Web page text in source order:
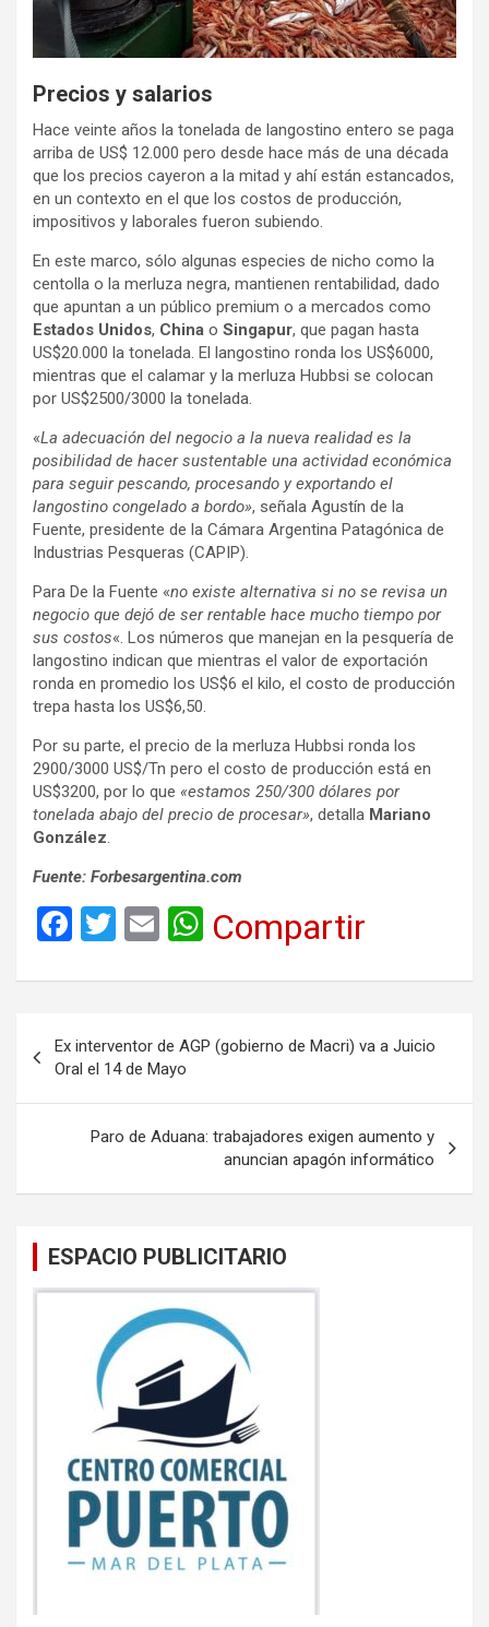
Precios y salarios
Hace veinte años la tonelada de langostino entero se paga
arriba de US$ 12.000 pero desde hace más de una década
que los precios cayeron a la mitad y ahí están estancados,
en un contexto en el que los costos de producción,
impositivos y laborales fueron subiendo.
En este marco, sólo algunas especies de nicho como la
centolla o la merluza negra, mantienen rentabilidad, dado
que apuntan a un público premium o a mercados como
Estados Unidos, China o Singapur, que pagan hasta
US$20.000 la tonelada. El langostino ronda los US$6000,
mientras que el calamar y la merluza Hubbsi se colocan
por US$2500/3000 la tonelada.
«La adecuación del negocio a la nueva realidad es la
posibilidad de hacer sustentable una actividad económica
para seguir pescando, procesando y exportando el
langostino congelado a bordo», señala Agustín de la
Fuente, presidente de la Cámara Argentina Patagónica de
Industrias Pesqueras (CAPIP).
Para De la Fuente «no existe alternativa si no se revisa un
negocio que dejó de ser rentable hace mucho tiempo por
sus costos«. Los números que manejan en la pesquería de
langostino indican que mientras el valor de exportación
ronda en promedio los US$6 el kilo, el costo de producción
trepa hasta los US$6,50.
Por su parte, el precio de la merluza Hubbsi ronda los
2900/3000 US$/Tn pero el costo de producción está en
US$3200, por lo que «estamos 250/300 dólares por
tonelada abajo del precio de procesar», detalla Mariano
González.
Fuente: Forbesargentina.com
F
ce
b
o
o
T
tt
E
ail
W
at
s
A
p
p
Compartir
de
entradas
Ex interventor de AGP (gobierno de Macri) va a Juicio
Oral el 14 de Mayo
Paro de Aduana: trabajadores exigen aumento y
anuncian apagón informático
ESPACIO PUBLICITARIO